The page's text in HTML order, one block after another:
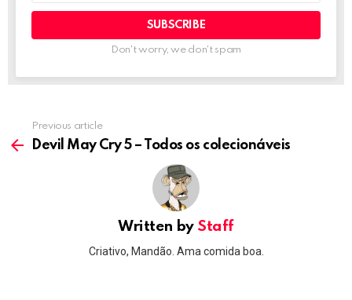
Don't worry, we don't spam
more
Previous article
Devil May Cry 5 – Todos os colecionáveis
Written by Staff
Criativo, Mandão. Ama comida boa.